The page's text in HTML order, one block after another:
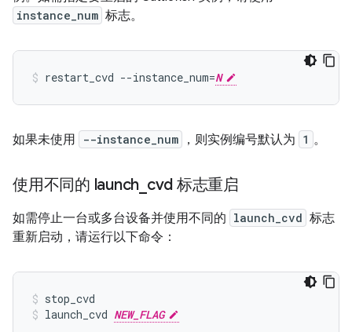
instance_num 标志。
restart_cvd --instance_num=N
如果未使用 --instance_num ，则实例编号默认为 1 。
使用不同的 launch cvd 标志重启
如需停止一台或多台设备并使用不同的 launch_cvd 标志
重新启动，请运行以下命令：
stop_cvd
launch_cvd NEW_FLAG